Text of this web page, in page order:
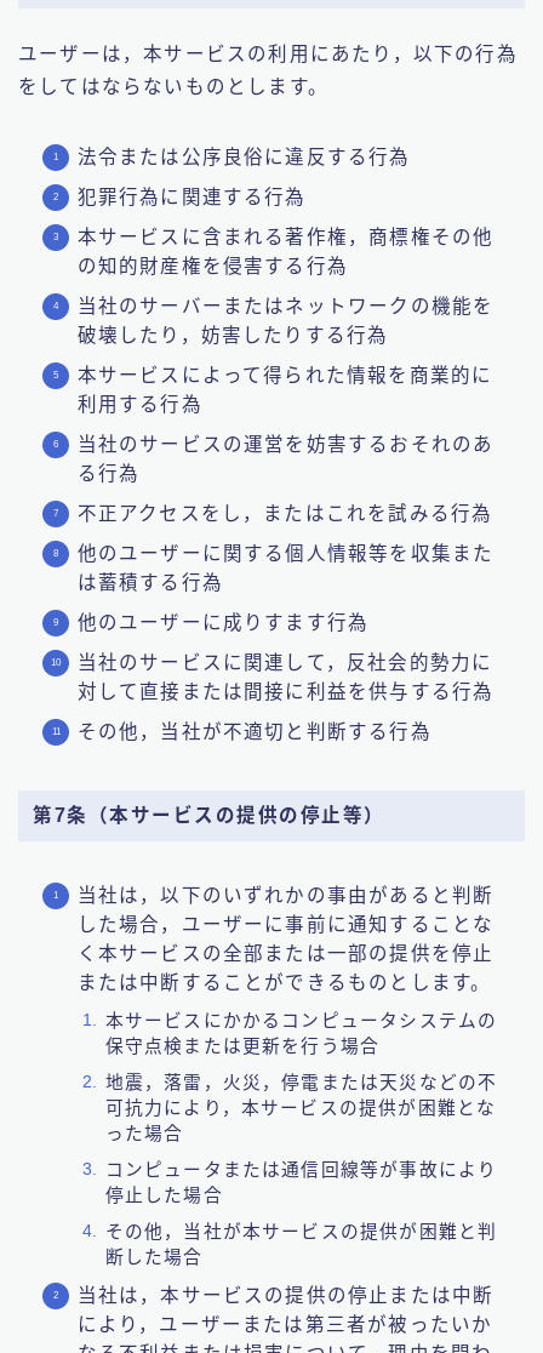
ユーザーは，本サービスの利用にあたり，以下の行為
をしてはならないものとします。
法令または公序良俗に違反する行為
犯罪行為に関連する行為
本サービスに含まれる著作権，商標権その他
の知的財産権を侵害する行為
当社のサーバーまたはネットワークの機能を
破壊したり，妨害したりする行為
本サービスによって得られた情報を商業的に
利用する行為
当社のサービスの運営を妨害するおそれのあ
る行為
不正アクセスをし，またはこれを試みる行為
他のユーザーに関する個人情報等を収集また
は蓄積する行為
他のユーザーに成りすます行為
当社のサービスに関連して，反社会的勢力に
対して直接または間接に利益を供与する行為
その他，当社が不適切と判断する行為
第7条（本サービスの提供の停止等）
当社は，以下のいずれかの事由があると判断
した場合，ユーザーに事前に通知することな
く本サービスの全部または一部の提供を停止
または中断することができるものとします。
本サービスにかかるコンピュータシステムの
保守点検または更新を行う場合
地震，落雷，火災，停電または天災などの不
可抗力により，本サービスの提供が困難とな
った場合
コンピュータまたは通信回線等が事故により
停止した場合
その他，当社が本サービスの提供が困難と判
断した場合
当社は，本サービスの提供の停止または中断
により，ユーザーまたは第三者が被ったいか